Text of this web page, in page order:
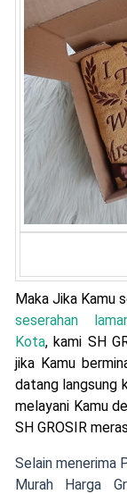
Maka Jika Kamu
seserahan
Kota, kami SH
jika Kamu
datang langsung
melayani Kamu
SH GROSIR
Selain menerima
Murah Harga